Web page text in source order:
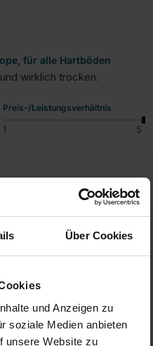
Über Cookies
und Anzeigen zu
soziale Medien anbieten
unsere Website zu
für alle Hartböden
wirklich trocken.
Preis-/Leistungsverhältnis
1
5
Melden Teilen vor 2 Jahren